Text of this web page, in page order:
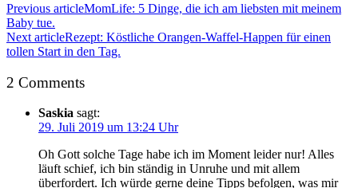
Previous articleMomLife: 5 Dinge, die ich am liebsten mit meinem
Baby tue.
Next articleRezept: Köstliche Orangen-Waffel-Happen für einen
tollen Start in den Tag.
2 Comments
Saskia sagt:
29. Juli 2019 um 13:24 Uhr
Oh Gott solche Tage habe ich im Moment leider nur! Alles
läuft schief, ich bin ständig in Unruhe und mit allem
überfordert. Ich würde gerne deine Tipps befolgen, was mir